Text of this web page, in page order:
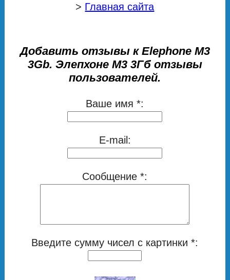
> Главная сайта
Добавить отзывы к Elephone M3
3Gb. Элепхоне М3 3Гб отзывы
пользователей.
Ваше имя *:
E-mail:
Сообщение *:
Введите сумму чисел с картинки *: